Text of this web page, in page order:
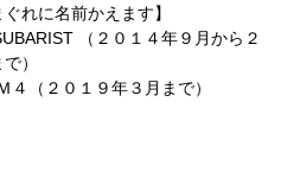
ぐれに名前かえます】
（２０１４年９月から２
）
４（２０１９年３月まで）